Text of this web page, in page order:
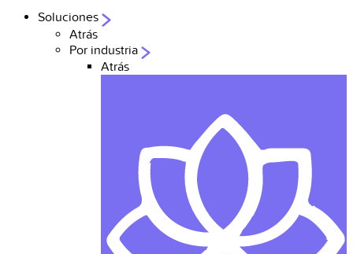
Soluciones
Atrás
Por industria
Atrás